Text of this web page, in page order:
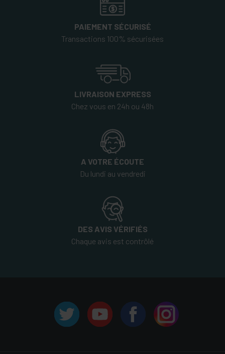
PAIEMENT SÉCURISÉ
Transactions 100% sécurisées
LIVRAISON EXPRESS
Chez vous en 24h ou 48h
A VOTRE ÉCOUTE
Du lundi au vendredi
DES AVIS VÉRIFIÉS
Chaque avis est contrôlé